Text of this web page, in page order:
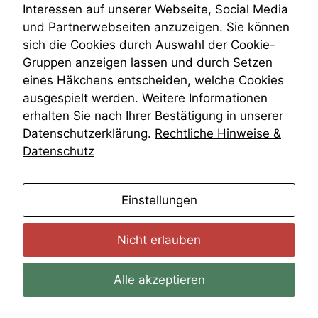
Zivilprozessordnung
ZPO
Zustellfiktion
Zuständigkeit
Öffentliches Personalrecht
Öffentlichkeitsprinzip
Interessen auf unserer Webseite, Social Media
und Partnerwebseiten anzuzeigen. Sie können
sich die Cookies durch Auswahl der Cookie-
Gruppen anzeigen lassen und durch Setzen
eines Häkchens entscheiden, welche Cookies
ausgespielt werden. Weitere Informationen
erhalten Sie nach Ihrer Bestätigung in unserer
Datenschutzerklärung. Rechtliche Hinweise &
Datenschutz
Einstellungen
Nicht erlauben
Alle akzeptieren
Website nicht
zu 100%
funktionieren.
Marketing
Wir speichern
anonyme Daten ab,
um interne
können. Diese helfen
uns, unsere Website
zu verbessern.